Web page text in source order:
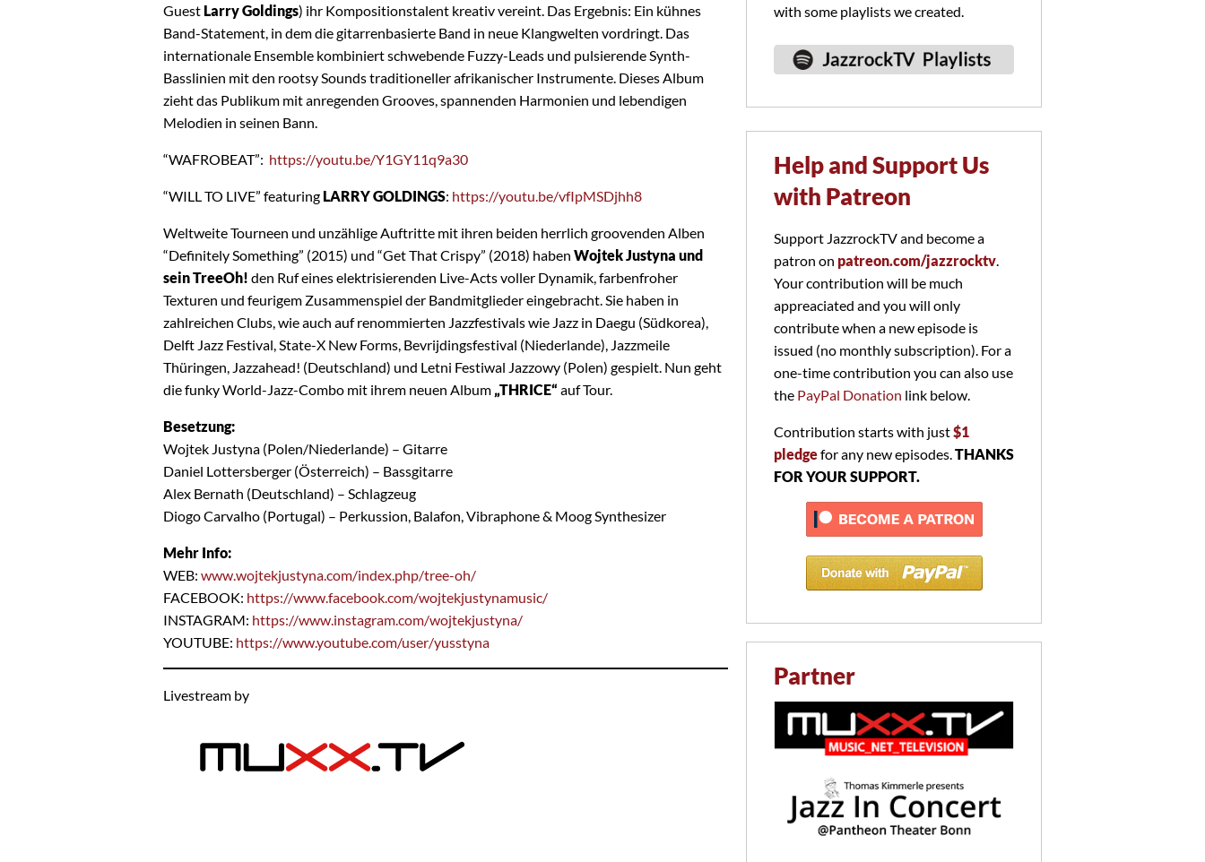
Guest Larry Goldings) ihr Kompositionstalent kreativ vereint. Das Ergebnis: Ein kühnes
Band-Statement, in dem die gitarrenbasierte Band in neue Klangwelten vordringt. Das
internationale Ensemble kombiniert schwebende Fuzzy-Leads und pulsierende Synth-
Basslinien mit den rootsy Sounds traditioneller afrikanischer Instrumente. Dieses Album
zieht das Publikum mit anregenden Grooves, spannenden Harmonien und lebendigen
Melodien in seinen Bann.
“WAFROBEAT”: https://youtu.be/Y1GY11q9a30
“WILL TO LIVE” featuring LARRY GOLDINGS: https://youtu.be/vfIpMSDjhh8
Weltweite Tourneen und unzählige Auftritte mit ihren beiden herrlich groovenden Alben
“Definitely Something” (2015) und “Get That Crispy” (2018) haben Wojtek Justyna und
sein TreeOh! den Ruf eines elektrisierenden Live-Acts voller Dynamik, farbenfroher
Texturen und feurigem Zusammenspiel der Bandmitglieder eingebracht. Sie haben in
zahlreichen Clubs, wie auch auf renommierten Jazzfestivals wie Jazz in Daegu (Südkorea),
Delft Jazz Festival, State-X New Forms, Bevrijdingsfestival (Niederlande), Jazzmeile
Thüringen, Jazzahead! (Deutschland) und Letni Festiwal Jazzowy (Polen) gespielt. Nun geht
die funky World-Jazz-Combo mit ihrem neuen Album „THRICE“auf Tour.
Besetzung:
Wojtek Justyna (Polen/Niederlande) – Gitarre
Daniel Lottersberger (Österreich) – Bassgitarre
Alex Bernath (Deutschland) – Schlagzeug
Diogo Carvalho (Portugal) – Perkussion, Balafon, Vibraphone & Moog Synthesizer
Mehr Info:
WEB: www.wojtekjustyna.com/index.php/tree-oh/
FACEBOOK: https://www.facebook.com/wojtekjustynamusic/
INSTAGRAM: https://www.instagram.com/wojtekjustyna/
YOUTUBE: https://www.youtube.com/user/yusstyna
Livestream by
with some playlists we created.
Help and Support Us
with Patreon
Support JazzrockTV and become a
patron on patreon.com/jazzrocktv
Your contribution will be much
appreaciated and you will only
contribute when a new episode is
issued (no monthly subscription). For a
one-time contribution you can also use
the PayPal Donation link below.
Contribution starts with just$1
pledgefor any new episodes. THANKS
FOR YOUR SUPPORT.
Partner